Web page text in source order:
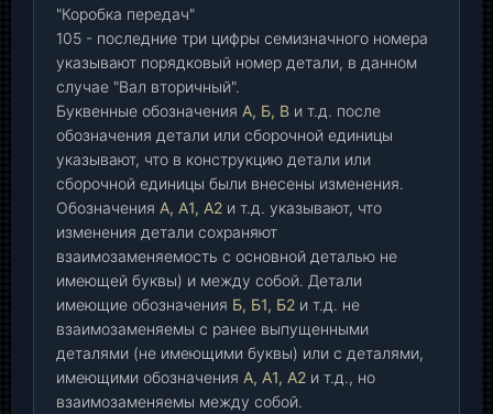
"Коробка передач"
105 - последние три цифры семизначного номера
указывают порядковый номер детали, в данном
случае "Вал вторичный".
Буквенные обозначения А, Б, В и т.д. после
обозначения детали или сборочной единицы
указывают, что в конструкцию детали или
сборочной единицы были внесены изменения.
Обозначения А, А1, А2 и т.д. указывают, что
изменения детали сохраняют
взаимозаменяемость с основной деталью не
имеющей буквы) и между собой. Детали
имеющие обозначения Б, Б1, Б2 и т.д. не
взаимозаменяемы с ранее выпущенными
деталями (не имеющими буквы) или с деталями,
имеющими обозначения А, А1, А2 и т.д., но
взаимозаменяемы между собой.